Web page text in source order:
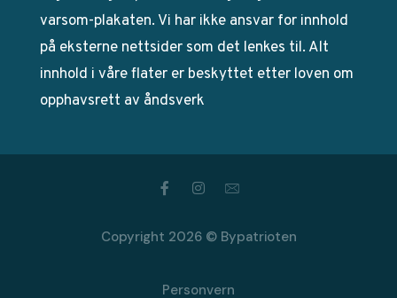
varsom-plakaten. Vi har ikke ansvar for innhold
på eksterne nettsider som det lenkes til. Alt
innhold i våre flater er beskyttet etter loven om
opphavsrett av åndsverk
Copyright 2026 © Bypatrioten
Personvern